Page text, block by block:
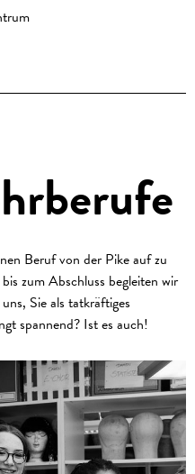
Beruf von der Pike auf zu
zum Abschluss begleiten wir
Sie als tatkräftiges
spannend? Ist es auch!